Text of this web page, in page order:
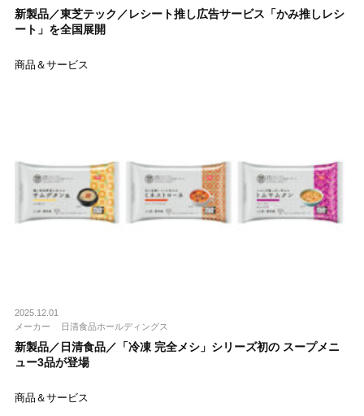
新製品／東芝テック／レシート推し広告サービス「かみ推しレシ
ート」を全国展開
商品＆サービス
2025.12.01
メーカー
日清食品ホールディングス
新製品／日清食品／「冷凍 完全メシ」シリーズ初の スープメニ
ュー3品が登場
商品＆サービス